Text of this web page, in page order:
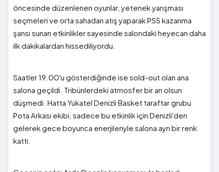
öncesinde düzenlenen oyunlar, yetenek yarışması
seçmeleri ve orta sahadan atış yaparak PS5 kazanma
şansı sunan etkinlikler sayesinde salondaki heyecan daha
ilk dakikalardan hissediliyordu.
Saatler 19.00'u gösterdiğinde ise sold-out olan ana
salona geçildi. Tribünlerdeki atmosfer bir an olsun
düşmedi. Hatta Yukatel Denizli Basket taraftar grubu
Pota Arkası ekibi, sadece bu etkinlik için Denizli'den
gelerek gece boyunca enerjileriyle salona ayrı bir renk
kattı.